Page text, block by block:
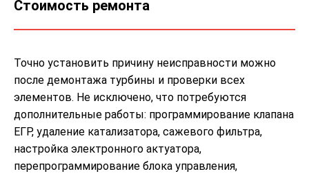
Стоимость ремонта
Точно установить причину неисправности можно
после демонтажа турбины и проверки всех
элементов. Не исключено, что потребуются
дополнительные работы: программирование клапана
ЕГР, удаление катализатора, сажевого фильтра,
настройка электронного актуатора,
перепрограммирование блока управления,